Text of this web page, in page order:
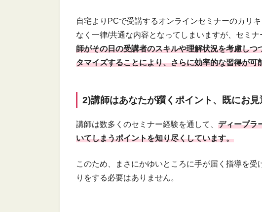
自宅よりPCで受講するオンラインセミナーのカリ
なく一律/共通な内容となってしまいますが、セミナ
師がその日の受講者のスキルや理解状況を考慮し
タマイズすることにより、さらに効率的な習得が可
2)講師はあなたが躓くポイント、既にお
講師は数多くのセミナー経験を通して、 ディープラ
いてしまうポイントを知り尽くしています。
このため、まさにかゆいところに手が届く指導を受
りをする必要はありません。